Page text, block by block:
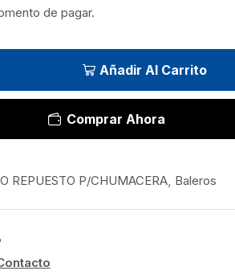
de pagar.
Añadir Al Carrito
Comprar Ahora
REPUESTO P/CHUMACERA, Baleros